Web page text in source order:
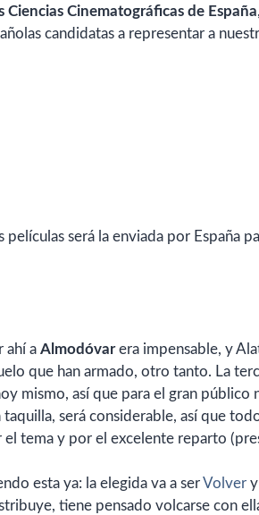
Ciencias Cinematográficas de España,
candidatas a representar a
será la enviada por España
ahí a Almodóvarera impensable, y
que han armado, otro tanto. La
mismo, así que para el gran público
será considerable, así que
tema y por el excelente reparto
esta ya: la elegida va a serVolver
tiene pensado volcarse con